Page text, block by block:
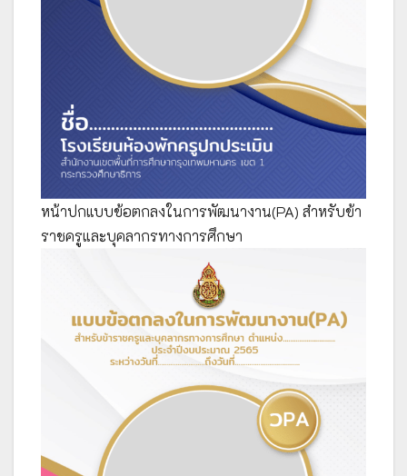
หน้าปกแบบข้อตกลงในการพัฒนางาน(PA) สำหรับข้า
ราชครูและบุคลากรทางการศึกษา